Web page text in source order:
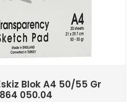
Blok A4 50/55 Gr
050.04